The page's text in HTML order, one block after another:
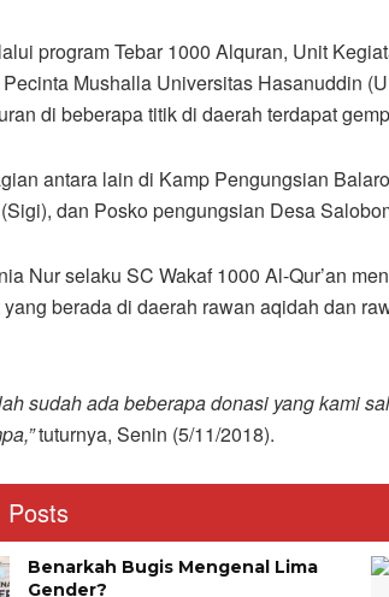
program Tebar 1000 Alquran, Unit
Mushalla Universitas Hasanuddin
di beberapa titik di daerah terdapat
antara lain di Kamp Pengungsian
dan Posko pengungsian Desa
Nur selaku SC Wakaf 1000 Al-Qur’an
yang berada di daerah rawan aqidah dan
sudah ada beberapa donasi yang kami
tuturnya, Senin (5/11/2018).
Posts
Benarkah Bugis Mengenal Lima
Gender?